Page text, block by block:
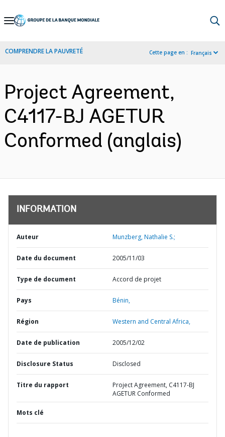
Skip
Navigation
COMPRENDRE LA PAUVRETÉ Cette page en : Français
Project Agreement,
C4117-BJ AGETUR
Conformed (anglais)
INFORMATION
Auteur Munzberg, Nathalie S.;
Date du document 2005/11/03
Type de document Accord de projet
Pays Bénin,
Région Western and Central Africa,
Date de publication 2005/12/02
Disclosure Status Disclosed
Titre du rapport
Project Agreement, C4117-BJ
AGETUR Conformed
Mots clé